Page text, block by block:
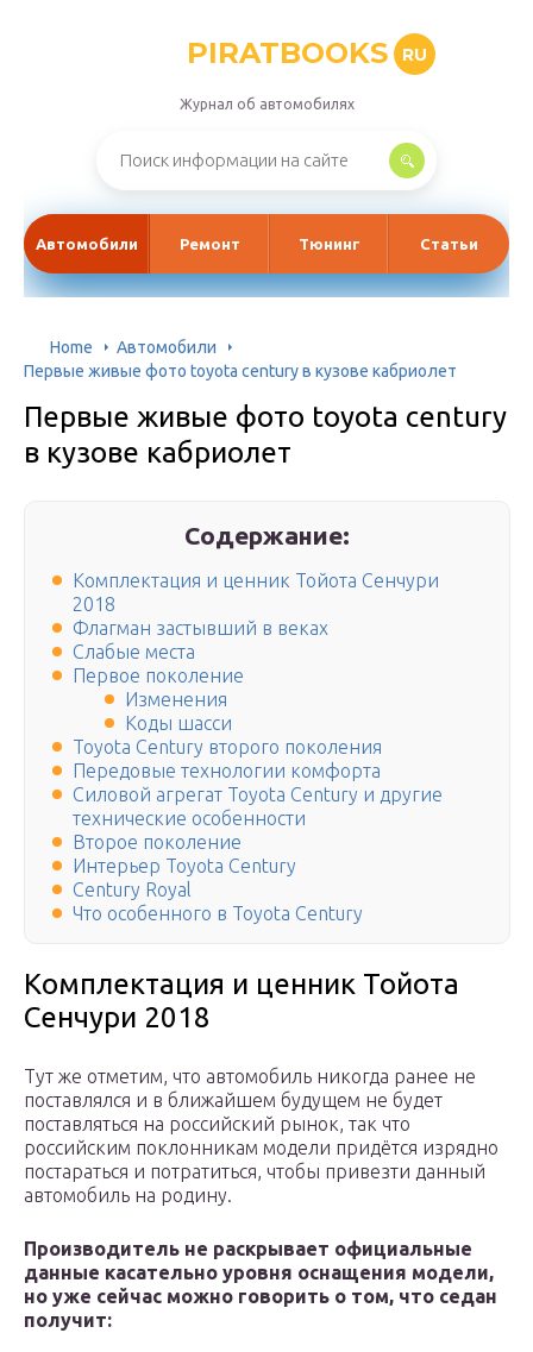
PIRATBOOKS RU
Журнал об автомобилях
Автомобили Ремонт Тюнинг Статьи
Home
Автомобили
Первые живые фото toyota century в кузове кабриолет
Первые живые фото toyota century
в кузове кабриолет
Содержание:
Комплектация и ценник Тойота Сенчури
2018
Флагман застывший в веках
Слабые места
Первое поколение
Изменения
Коды шасси
Toyota Century второго поколения
Передовые технологии комфорта
Силовой агрегат Toyota Century и другие
технические особенности
Второе поколение
Интерьер Toyota Century
Century Royal
Что особенного в Toyota Century
Комплектация и ценник Тойота
Сенчури 2018
Тут же отметим, что автомобиль никогда ранее не
поставлялся и в ближайшем будущем не будет
поставляться на российский рынок, так что
российским поклонникам модели придётся изрядно
постараться и потратиться, чтобы привезти данный
автомобиль на родину.
Производитель не раскрывает официальные
данные касательно уровня оснащения модели,
но уже сейчас можно говорить о том, что седан
получит: